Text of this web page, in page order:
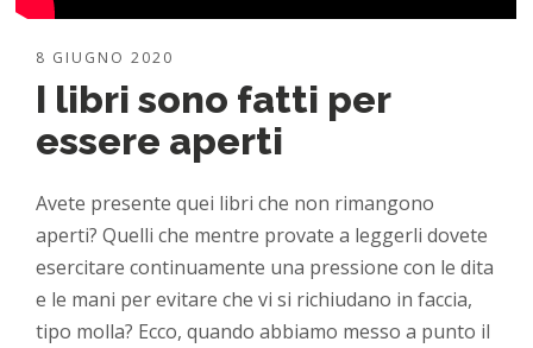
8 GIUGNO 2020
I libri sono fatti per
essere aperti
Avete presente quei libri che non rimangono
aperti? Quelli che mentre provate a leggerli dovete
esercitare continuamente una pressione con le dita
e le mani per evitare che vi si richiudano in faccia,
tipo molla? Ecco, quando abbiamo messo a punto il